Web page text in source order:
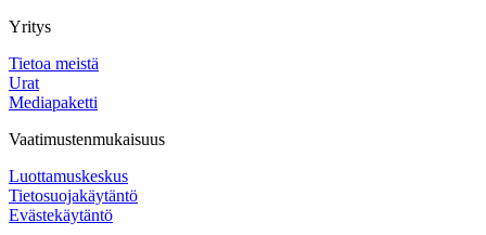
Yritys
Tietoa meistä
Urat
Mediapaketti
Vaatimustenmukaisuus
Luottamuskeskus
Tietosuojakäytäntö
Evästekäytäntö